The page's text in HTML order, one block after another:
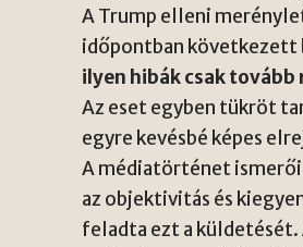
A Trump elleni
időpontban következett
ilyen hibák csak
Az eset egyben tükröt
egyre kevésbé képes
A médiatörténet
az objektivitás és
feladta ezt a küldetését.